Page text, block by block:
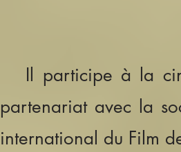
Il participe à la
partenariat avec la
international du Film